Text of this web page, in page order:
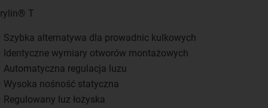
T
Szybka alternatywa dla prowadnic kulkowych
Identyczne wymiary otworów montażowych
Automatyczna regulacja luzu
Wysoka nośność statyczna
Regulowany luz łożyska